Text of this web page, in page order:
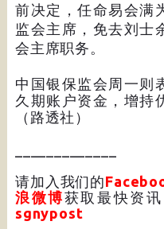
前决定，任命易会满
监会主席，免去刘士
会主席职务。
中国银保监会周一则
久期账户资金，增持
（路透社）
请加入我们的
浪微博获取最快资
sgnypost